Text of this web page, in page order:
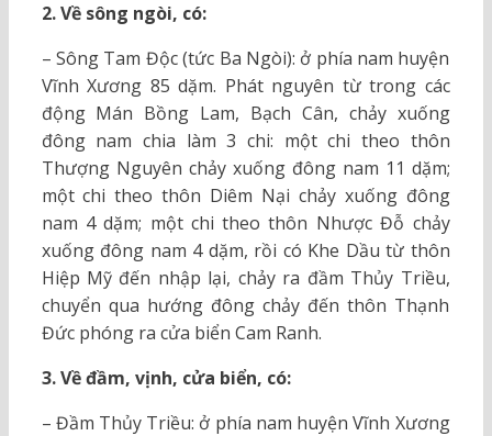
2. Về sông ngòi, có:
– Sông Tam Độc (tức Ba Ngòi): ở phía nam huyện
Vĩnh Xương 85 dặm. Phát nguyên từ trong các
động Mán Bồng Lam, Bạch Cân, chảy xuống
đông nam chia làm 3 chi: một chi theo thôn
Thượng Nguyên chảy xuống đông nam 11 dặm;
một chi theo thôn Diêm Nại chảy xuống đông
nam 4 dặm; một chi theo thôn Nhược Đỗ chảy
xuống đông nam 4 dặm, rồi có Khe Dầu từ thôn
Hiệp Mỹ đến nhập lại, chảy ra đầm Thủy Triều,
chuyển qua hướng đông chảy đến thôn Thạnh
Đức phóng ra cửa biển Cam Ranh.
3. Về đầm, vịnh, cửa biển, có:
– Đầm Thủy Triều: ở phía nam huyện Vĩnh Xương